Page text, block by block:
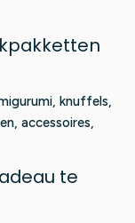
knuffels,
accessoires,
te